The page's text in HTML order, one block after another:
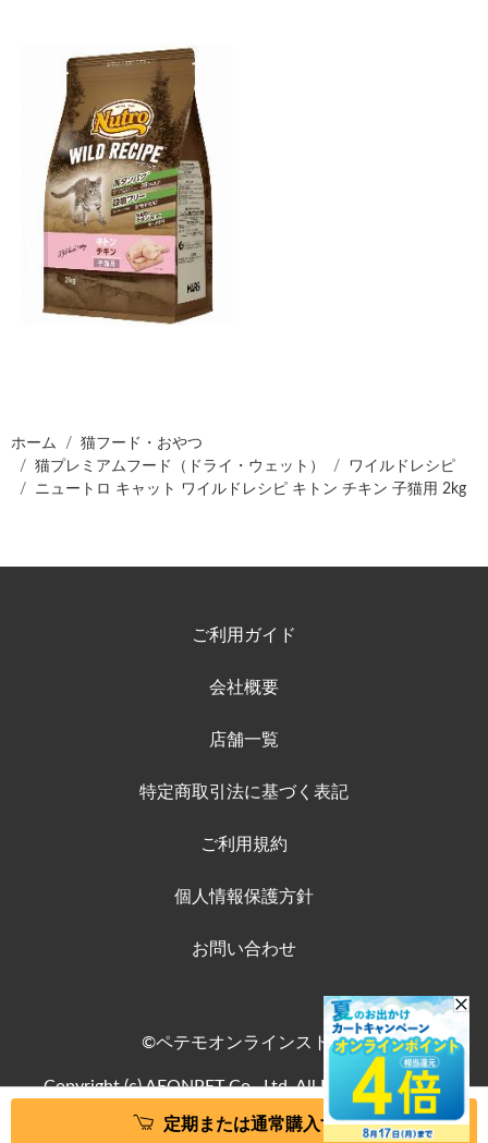
ホーム
猫フード・おやつ
猫プレミアムフード（ドライ・ウェット）
ワイルドレシピ
ニュートロ キャット ワイルドレシピ キトン チキン 子猫用 2kg
ご利用ガイド
会社概要
店舗一覧
特定商取引法に基づく表記
ご利用規約
個人情報保護方針
お問い合わせ
©ペテモオンラインストア
Copyright (c) AEONPET Co., Ltd. All Rights Reserved.
定期または通常購入する